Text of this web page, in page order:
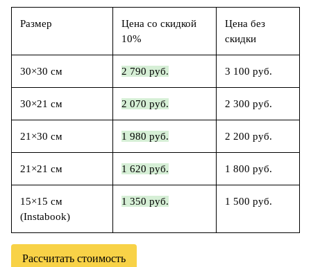
Размер
Цена со скидкой
10%
Цена без
скидки
30×30 см 2 790 руб. 3 100 руб.
30×21 см 2 070 руб. 2 300 руб.
21×30 см 1 980 руб. 2 200 руб.
21×21 см 1 620 руб. 1 800 руб.
15×15 см
(Instabook)
1 350 руб. 1 500 руб.
Рассчитать стоимость